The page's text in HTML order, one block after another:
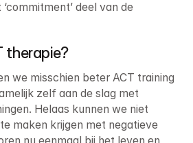
deel van de
therapie?
we misschien beter ACT training
zelf aan de slag met
Helaas kunnen we niet
maken krijgen met negatieve